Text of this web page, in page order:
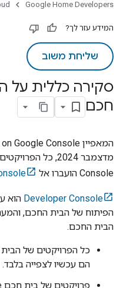
Google Home Developers
המידע עזר לך?
שליחת משוב
סקירה כללית על
חכם
המאפיין Google Console
מדצמבר 2024, כל הפרויקטים של בית חכם שהוגדרו ב-
Console הועברו אל
Developer Console הוא
הפיתוח של הבית החכם,
הבית החכם.
כל הפרויקטים של
הם עכשיו לצפייה בלבד.
פרויקטים של בית חכם